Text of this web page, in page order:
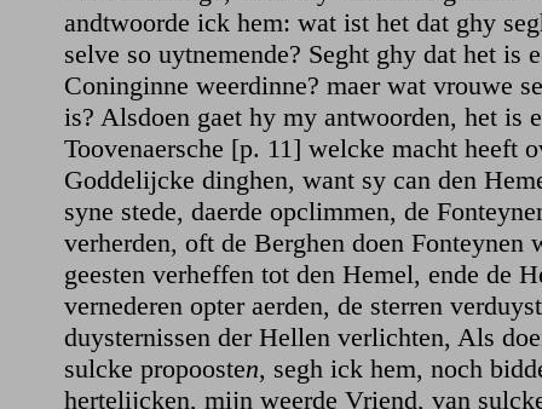
andtwoorde ick hem: wat ist het dat ghy
selve so uytnemende? Seght ghy dat het is
Coninginne weerdinne? maer wat vrouwe
is? Alsdoen gaet hy my antwoorden, het is
Toovenaersche [p. 11] welcke macht heeft
Goddelijcke dinghen, want sy can den
syne stede, daerde opclimmen, de
verherden, oft de Berghen doen Fonteynen
geesten verheffen tot den Hemel, ende de
vernederen opter aerden, de sterren
duysternissen der Hellen verlichten, Als
sulcke propoosten, segh ick hem, noch
hertelijcken, mijn weerde Vriend, van